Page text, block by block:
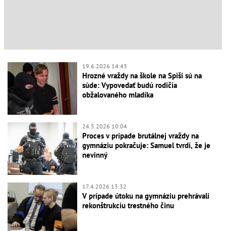
19.6.2026 14:43
Hrozné vraždy na škole na Spiši sú na
súde: Vypovedať budú rodičia
obžalovaného mladíka
24.5.2026 10:04
Proces v prípade brutálnej vraždy na
gymnáziu pokračuje: Samuel tvrdí, že je
nevinný
17.4.2026 13:32
V prípade útoku na gymnáziu prehrávali
rekonštrukciu trestného činu